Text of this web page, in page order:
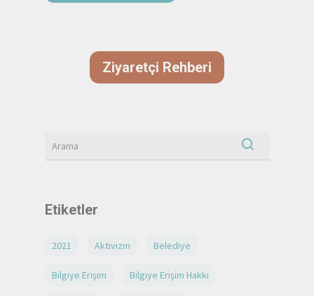
Ziyaretçi Rehberi
Etiketler
2021 Aktivizm Belediye
Bilgiye Erişim Bilgiye Erişim Hakkı